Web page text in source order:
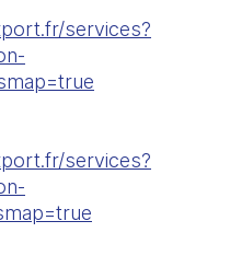
services?
services?